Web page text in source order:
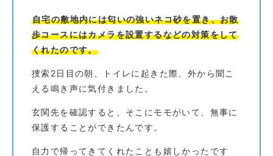
自宅の敷地内には匂いの強いネコ砂を置き、お散
歩コースにはカメラを設置するなどの対策をして
くれたのです。
捜索2日目の朝、トイレに起きた際、外から聞こ
える鳴き声に気付きました。
玄関先を確認すると、そこにモモがいて、無事に
保護することができたんです。
自力で帰ってきてくれたことも嬉しかったです